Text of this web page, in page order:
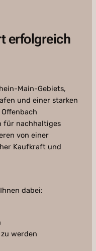
erfolgreich
Main-Gebiets,
und einer starken
für nachhaltiges
von einer
Kaufkraft und
dabei:
werden